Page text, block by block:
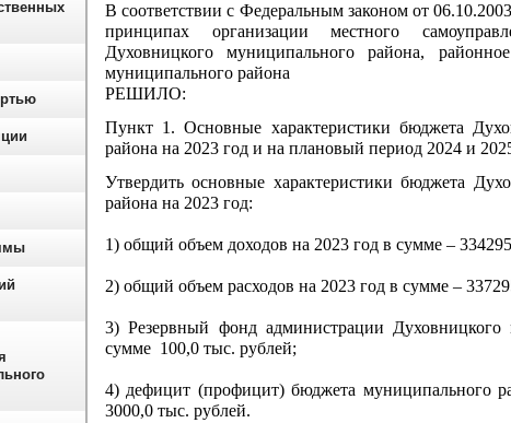
В соответствии с Федеральным законом от
принципах организации местного
Духовницкого муниципального района,
муниципального района
РЕШИЛО:
Пункт 1. Основные характеристики бюджета
района на 2023 год и на плановый период 2024 и
Утвердить основные характеристики бюджета
района на 2023 год:
1) общий объем доходов на 2023 год в сумме –
2) общий объем расходов на 2023 год в сумме –
3) Резервный фонд администрации Духовницкого
сумме 100,0 тыс. рублей;
4) дефицит (профицит) бюджета муниципального
3000,0 тыс. рублей.